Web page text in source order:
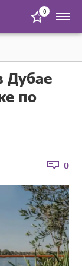
0
Дубае
по
0